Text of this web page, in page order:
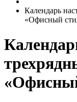
Календарь
«Офисный